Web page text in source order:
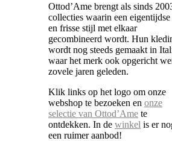
Ottod’Ame brengt als sinds
collecties waarin een eigentijdse
en frisse stijl met elkaar
gecombineerd wordt. Hun
wordt nog steeds gemaakt in
waar het merk ook opgericht
zovele jaren geleden.
Klik links op het logo om onze
webshop te bezoeken en onze
selectie van Ottod’Ame te
ontdekken. In de winkel is er
een ruimer aanbod!